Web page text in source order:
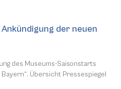
der neuen
des Museums-Saisonstarts
Übersicht Pressespiegel